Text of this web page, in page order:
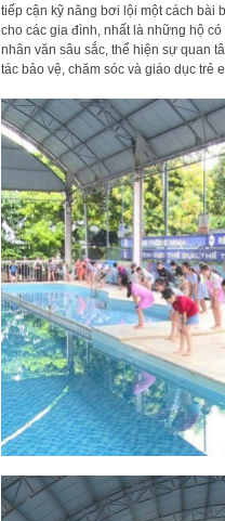
tiếp cận kỹ năng bơi lội một cách bài
cho các gia đình, nhất là những hộ
nhân văn sâu sắc, thể hiện sự quan
tác bảo vệ, chăm sóc và giáo dục trẻ